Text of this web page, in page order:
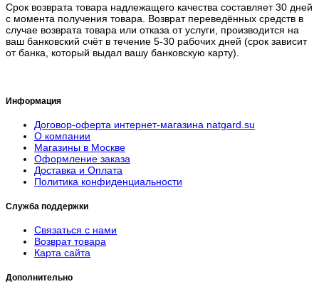
Срок возврата товара надлежащего качества составляет 30 дней
с момента получения товара. Возврат переведённых средств в
случае возврата товара или отказа от услуги, производится на
ваш банковский счёт в течение 5-30 рабочих дней (срок зависит
от банка, который выдал вашу банковскую карту).
Информация
Договор-оферта интернет-магазина natgard.su
О компании
Магазины в Москве
Оформление заказа
Доставка и Оплата
Политика конфиденциальности
Служба поддержки
Связаться с нами
Возврат товара
Карта сайта
Дополнительно